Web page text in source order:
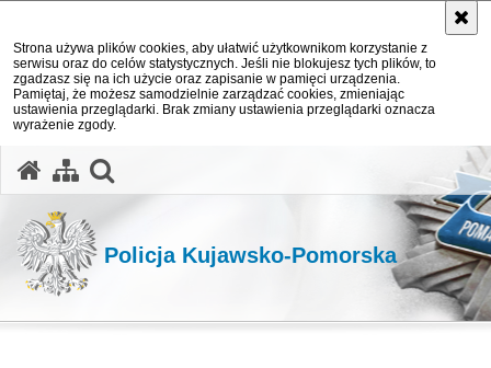
Strona używa plików cookies, aby ułatwić użytkownikom korzystanie z
serwisu oraz do celów statystycznych. Jeśli nie blokujesz tych plików, to
zgadzasz się na ich użycie oraz zapisanie w pamięci urządzenia.
Pamiętaj, że możesz samodzielnie zarządzać cookies, zmieniając
ustawienia przeglądarki. Brak zmiany ustawienia przeglądarki oznacza
wyrażenie zgody.
Policja Kujawsko-Pomorska